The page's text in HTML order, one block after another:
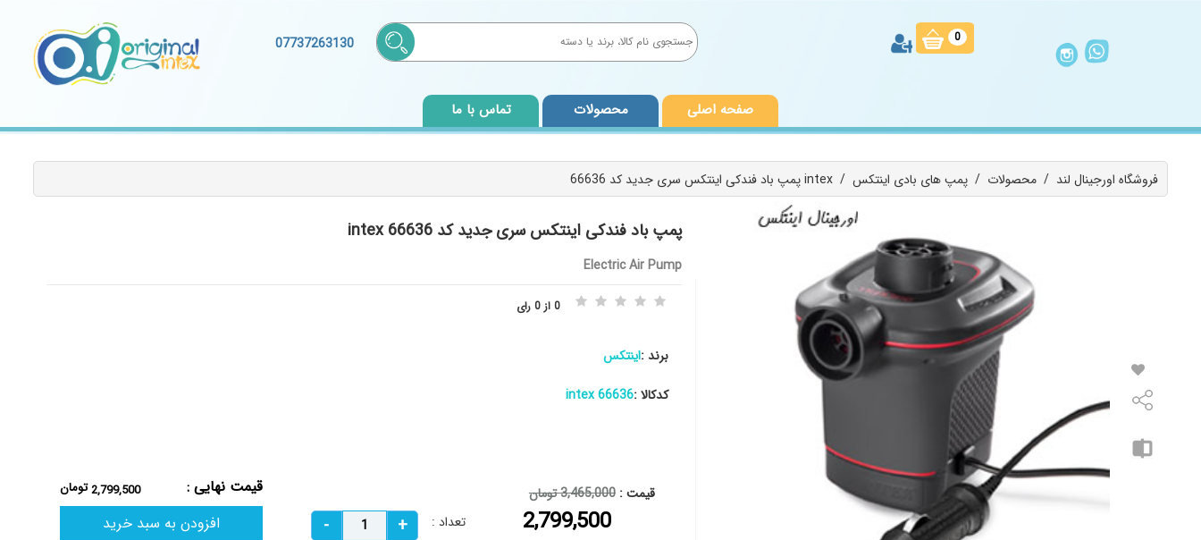
0
07737263130
صفحه اصلی محصولات تماس با ما
فروشگاه اورجینال لند / محصولات / پمپ های بادی اینتکس / پمپ باد فندکی اینتکس سری جدید کد 66636 intex
پمپ باد فندکی اینتکس سری جدید کد 66636 intex
Electric Air Pump
0 از 0 رای
برند :اینتکس
کدکالا :66636 intex
قیمت :3,465,000 تومان
2,799,500 تعداد :
قیمت نهایی : تومان2,799,500
افزودن به سبد خرید